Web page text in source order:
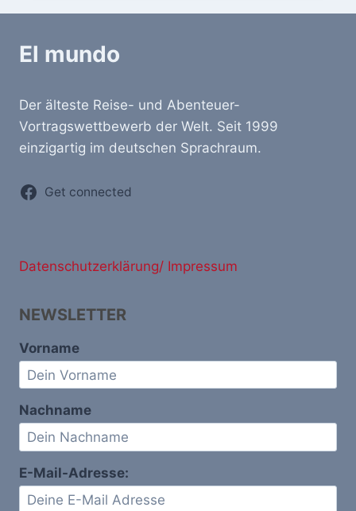
El mundo
Der älteste Reise- und Abenteuer-
Vortragswettbewerb der Welt. Seit 1999
einzigartig im deutschen Sprachraum.
Get connected
Datenschutzerklärung/ Impressum
NEWSLETTER
Vorname
Nachname
E-Mail-Adresse: